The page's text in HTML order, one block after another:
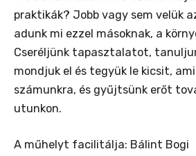
praktikák? Jobb vagy sem velük
adunk mi ezzel másoknak, a
Cseréljünk tapasztalatot,
mondjuk el és tegyük le kicsit,
számunkra, és gyűjtsünk erőt
utunkon.
A műhelyt facilitálja: Bálint Bogi